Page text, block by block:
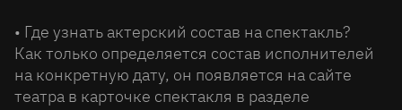
• Где узнать актерский состав на спектакль?
Как только определяется состав исполнителей
на конкретную дату, он появляется на сайте
театра в карточке спектакля в разделе